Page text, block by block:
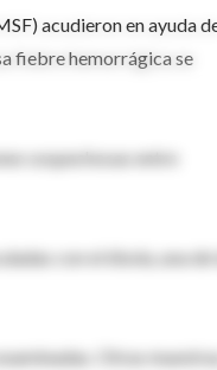
acudieron en ayuda
fiebre hemorrágica se
sospechosas entre
con el ébola, una de
Otras